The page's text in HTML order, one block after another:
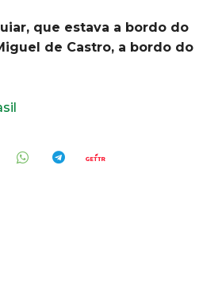
que estava a bordo do
de Castro, a bordo do